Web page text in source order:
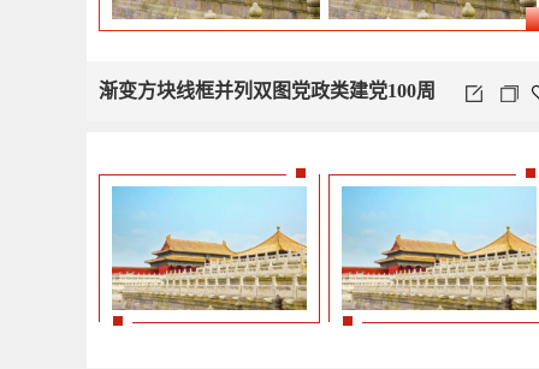
渐变方块线框并列双图党政类建党100周